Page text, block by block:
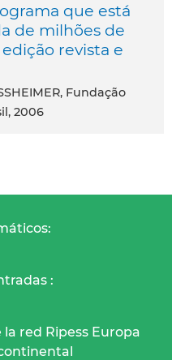
que está
de milhões de
revista e
2006
:
red Ripess Europa